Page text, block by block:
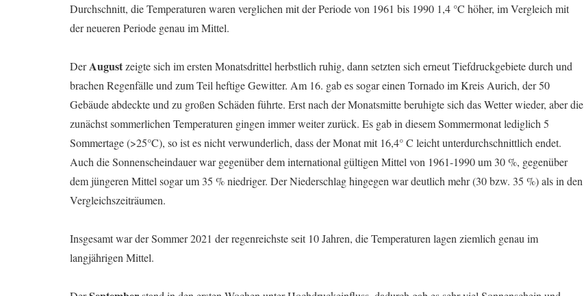
Durchschnitt, die Temperaturen waren verglichen mit der Periode von 1961 bis 1990 1,4 °C höher, im Vergleich mit
der neueren Periode genau im Mittel.
DerAugustzeigte sich im ersten Monatsdrittel herbstlich ruhig, dann setzten sich erneut Tiefdruckgebiete durch und
brachen Regenfälle und zum Teil heftige Gewitter. Am 16. gab es sogar einen Tornado im Kreis Aurich, der 50
Gebäude abdeckte und zu großen Schäden führte. Erst nach der Monatsmitte beruhigte sich das Wetter wieder, aber die
zunächst sommerlichen Temperaturen gingen immer weiter zurück. Es gab in diesem Sommermonat lediglich 5
Sommertage (>25°C), so ist es nicht verwunderlich, dass der Monat mit 16,4° C leicht unterdurchschnittlich endet.
Auch die Sonnenscheindauer war gegenüber dem international gültigen Mittel von 1961-1990 um 30 %, gegenüber
dem jüngeren Mittel sogar um 35 % niedriger. Der Niederschlag hingegen war deutlich mehr (30 bzw. 35 %) als in den
Vergleichszeiträumen.
Insgesamt war der Sommer 2021 der regenreichste seit 10 Jahren, die Temperaturen lagen ziemlich genau im
langjährigen Mittel.